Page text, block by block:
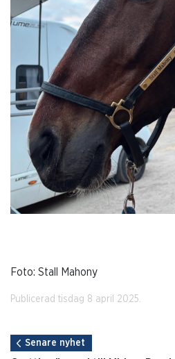
Foto: Stall Mahony
Publicerad tisdag 8 april 2025.
Senare nyhet